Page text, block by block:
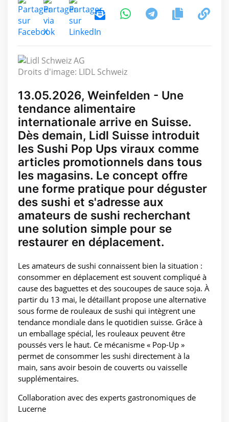
Droits d'image: LIDL Schweiz
13.05.2026, Weinfelden - Une
tendance alimentaire
internationale arrive en Suisse.
Dès demain, Lidl Suisse introduit
les Sushi Pop Ups viraux comme
articles promotionnels dans tous
les magasins. Le concept offre
une forme pratique pour déguster
des sushi et s'adresse aux
amateurs de sushi recherchant
une solution simple pour se
restaurer en déplacement.
Les amateurs de sushi connaissent bien la situation :
consommer en déplacement est souvent compliqué à
cause des baguettes et des soucoupes de sauce soja. À
partir du 13 mai, le détaillant propose une alternative
sous forme de rouleaux de sushi qui intègrent une
tendance mondiale dans le quotidien suisse. Grâce à
un emballage spécial, les rouleaux peuvent être
poussés vers le haut. Ce mécanisme « Pop-Up »
permet de consommer les sushi directement à la
main, sans avoir besoin de couverts ou vaisselle
supplémentaires.
Collaboration avec des experts gastronomiques de
Lucerne